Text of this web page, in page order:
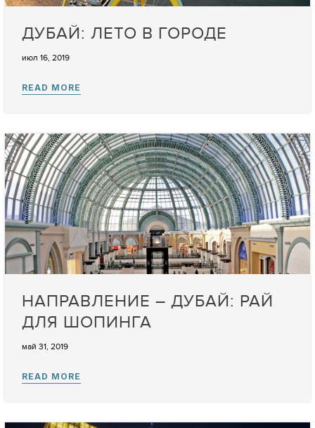
ДУБАЙ: ЛЕТО В ГОРОДЕ
июл 16, 2019
НАПРАВЛЕНИЕ – ДУБАЙ: РАЙ
ДЛЯ ШОПИНГА
май 31, 2019